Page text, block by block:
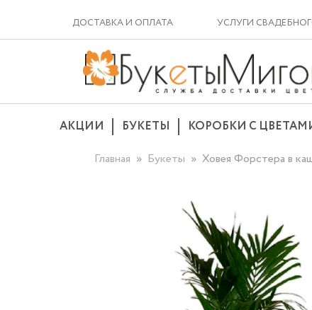
ДОСТАВКА И ОПЛАТА УСЛУГИ
АКЦИИ БУКЕТЫ КОРОБКИ С
Главная
Букеты Ховея Форстера в